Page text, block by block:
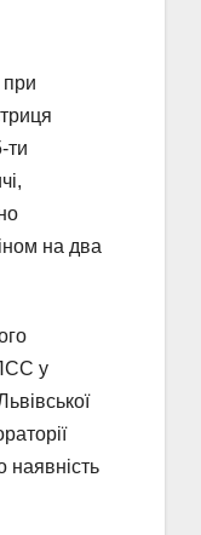
при
ти
на два
у
наявність